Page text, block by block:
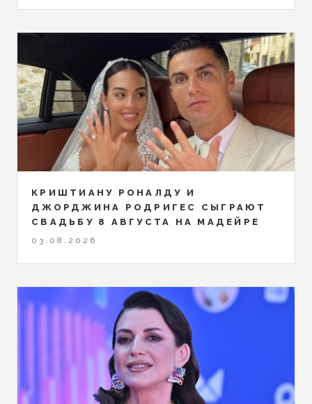
КРИШТИАНУ РОНАЛДУ И
ДЖОРДЖИНА РОДРИГЕС СЫГРАЮТ
СВАДЬБУ 8 АВГУСТА НА МАДЕЙРЕ
03.08.2026